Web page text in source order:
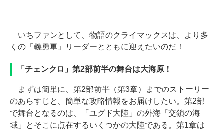
いちファンとして、物語のクライマックスは、より多
くの「義勇軍」リーダーとともに迎えたいのだ！
「チェンクロ」第2部前半の舞台は大海原！
まずは簡単に、第2部前半（第3章）までのストーリー
のあらすじと、簡単な攻略情報をお届けしたい。第2部
で舞台となるのは、「ユグド大陸」の外海「交鎖の海
域」とそこに点在するいくつかの大陸である。第1章は